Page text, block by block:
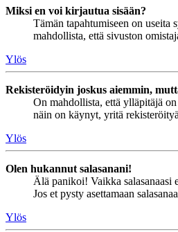
Miksi en voi kirjautua sisään?
Tämän tapahtumiseen on useita
mahdollista, että sivuston
Ylös
Rekisteröidyin joskus aiemmin,
On mahdollista, että ylläpitäjä
näin on käynyt, yritä
Ylös
Olen hukannut salasanani!
Älä panikoi! Vaikka salasanaasi
Jos et pysty asettamaan
Ylös